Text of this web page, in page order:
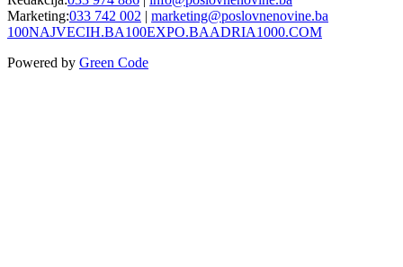
Marketing:033 742 002 | marketing@poslovnenovine.ba
100NAJVECIH.BA100EXPO.BAADRIA1000.COM
Powered by Green Code